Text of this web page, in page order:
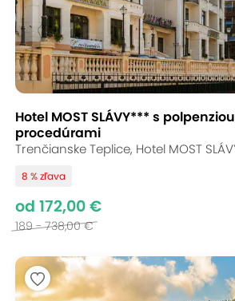
Hotel MOST SLÁVY*** s
procedúrami
Trenčianske Teplice, Hotel MOST
8 % zľava
od 172,00 €
189 - 738,00 €